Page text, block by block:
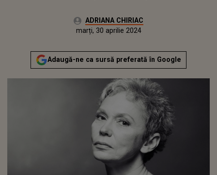
Autor:ADRIANA CHIRIAC
Actualizat:
marți, 30 aprilie 2024
Adaugă-ne ca sursă preferată în Google